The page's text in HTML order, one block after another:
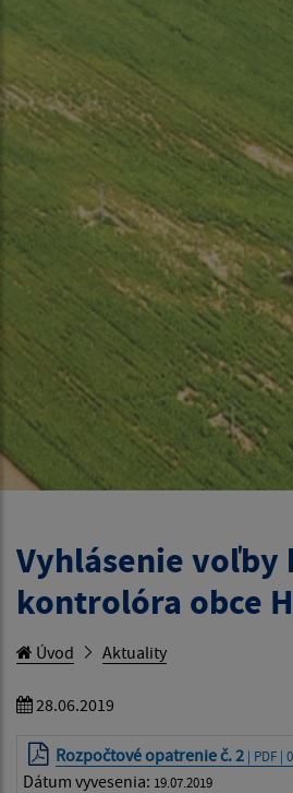
Vyhlásenie voľby
kontrolóra obce
Úvod Aktuality
28.06.2019
Rozpočtové opatrenie č. 2 | PDF |
Dátum vyvesenia: 19.07.2019